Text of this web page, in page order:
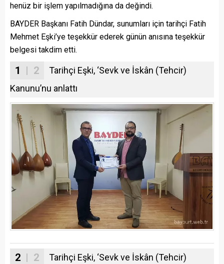
henüz bir işlem yapılmadığına da değindi.
BAYDER Başkanı Fatih Dündar, sunumları için tarihçi Fatih
Mehmet Eşki’ye teşekkür ederek günün anısına teşekkür
belgesi takdim etti.
1 | 2
Tarihçi Eşki, ‘Sevk ve İskân (Tehcir)
Kanunu’nu anlattı
2 | 2
Tarihçi Eşki, ‘Sevk ve İskân (Tehcir)